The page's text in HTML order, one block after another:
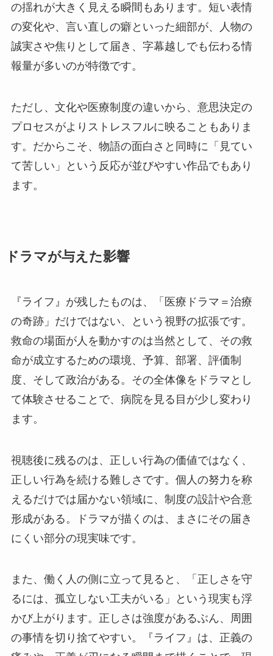
の揺れが大きく見える瞬間もあります。短い表情
の変化や、言い直しの癖といった細部が、人物の
誠実さや焦りとして届き、字幕越しでも伝わる情
報量が多いのが特徴です。
ただし、文化や医療制度の違いから、意思決定の
プロセスがよりストレスフルに映ることもありま
す。だからこそ、物語の面白さと同時に「見てい
て苦しい」という反応が並びやすい作品でもあり
ます。
ドラマが与えた影響
『ライフ』が残したものは、「医療ドラマ＝治療
の奇跡」だけではない、という視野の拡張です。
救命の場面が人を動かすのは当然として、その救
命が成立するための環境、予算、部署、評価制
度、そして政治がある。その全体像をドラマとし
て体験させることで、病院を見る目が少し変わり
ます。
視聴後に残るのは、正しい行為の価値ではなく、
正しい行為を続ける難しさです。個人の努力を称
えるだけでは届かない領域に、制度の設計や合意
形成がある。ドラマが描くのは、まさにその届き
にくい部分の現実味です。
また、働く人の側に立って見ると、「正しさを守
るには、孤立しない工夫がいる」という現実も浮
かび上がります。正しさは強度があるぶん、周囲
の事情を切り捨てやすい。『ライフ』は、正義の